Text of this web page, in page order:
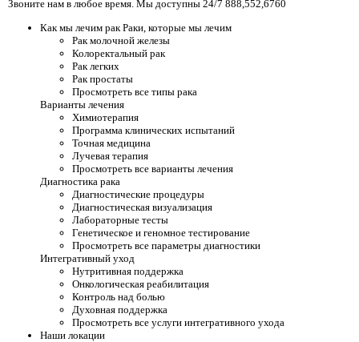
Звоните нам в любое время. Мы доступны 24/7 888,552,6760
Как мы лечим рак Раки, которые мы лечим
Рак молочной железы
Колоректальный рак
Рак легких
Рак простаты
Просмотреть все типы рака
Варианты лечения
Химиотерапия
Программа клинических испытаний
Точная медицина
Лучевая терапия
Просмотреть все варианты лечения
Диагностика рака
Диагностические процедуры
Диагностическая визуализация
Лабораторные тесты
Генетическое и геномное тестирование
Просмотреть все параметры диагностики
Интегративный уход
Нутритивная поддержка
Онкологическая реабилитация
Контроль над болью
Духовная поддержка
Просмотреть все услуги интегративного ухода
Наши локации